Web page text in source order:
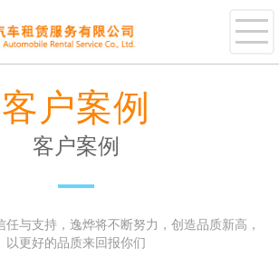
客户案例
客户案例
任与支持，逸烨将不断努力，创造品质新高，
以更好的品质来回报你们